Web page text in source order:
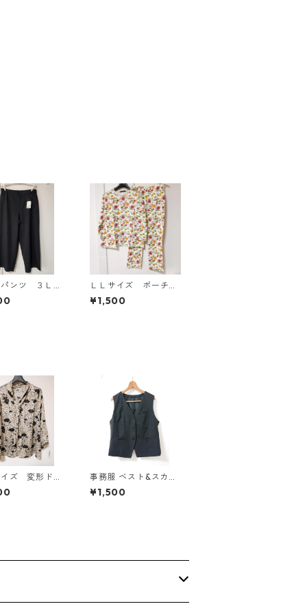
パンツ ３Ｌ
ク KAE-4697
ＬＬサイズ ポーチ付
き 綿１００％ 花
柄 トラベルパジャ
¥1,500
イズ 変形ドッ
ボウタイブ
オフホワイ
事務服 ベスト&スカー
トセット 3L ブラック
◆KIY-1299◆
¥1,500